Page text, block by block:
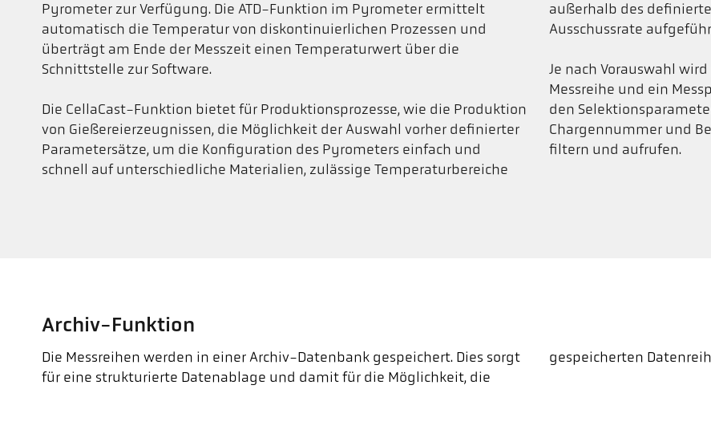
Pyrometer zur Verfügung. Die ATD-Funktion im Pyrometer ermittelt
automatisch die Temperatur von diskontinuierlichen Prozessen und
überträgt am Ende der Messzeit einen Temperaturwert über die
Schnittstelle zur Software.
Die CellaCast-Funktion bietet für Produktionsprozesse, wie die Produktion
von Gießereierzeugnissen, die Möglichkeit der Auswahl vorher definierter
Parametersätze, um die Konfiguration des Pyrometers einfach und
schnell auf unterschiedliche Materialien, zulässige Temperaturbereiche
außerhalb des
Ausschussrate
Je nach Vorauswahl
Messreihe und ein
den
Chargennummer und
filtern und aufrufen.
Archiv-Funktion
Die Messreihen werden in einer Archiv-Datenbank gespeichert. Dies sorgt
für eine strukturierte Datenablage und damit für die Möglichkeit, die
gespeicherten